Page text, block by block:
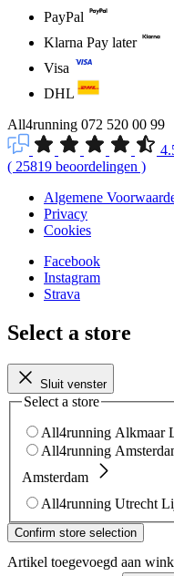
PayPal
Klarna Pay later
Visa
DHL
All4running 072 520 00 99
( 25819 beoordelingen )
Algemene
Privacy
Cookies
Facebook
Instagram
Strava
Select a store
Sluit venster
Select a store
All4running Alkmaar
All4running
Amsterdam
All4running Utrecht
Confirm store selection
Artikel toegevoegd aan